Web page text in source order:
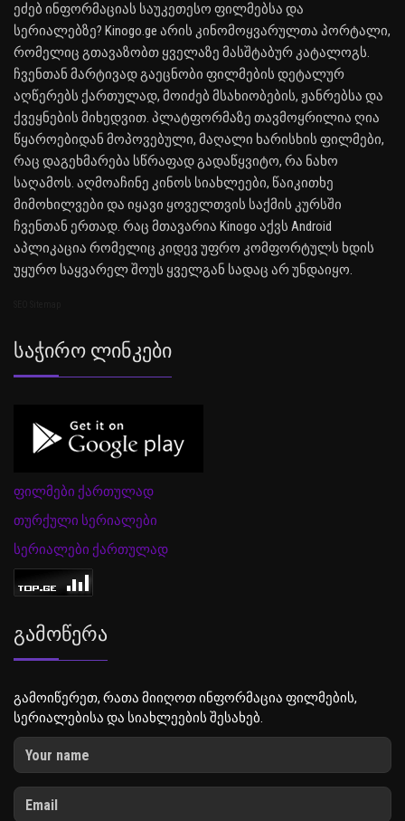
ეძებ ინფორმაციას საუკეთესო ფილმებსა და
სერიალებზე? Kinogo.ge არის კინომოყვარულთა პორტალი,
რომელიც გთავაზობთ ყველაზე მასშტაბურ კატალოგს.
ჩვენთან მარტივად გაეცნობი ფილმების დეტალურ
აღწერებს ქართულად, მოიძებ მსახიობების, ჟანრებსა და
ქვეყნების მიხედვით. პლატფორმაზე თავმოყრილია ღია
წყაროებიდან მოპოვებული, მაღალი ხარისხის ფილმები,
რაც დაგეხმარება სწრაფად გადაწყვიტო, რა ნახო
საღამოს. აღმოაჩინე კინოს სიახლეები, წაიკითხე
მიმოხილვები და იყავი ყოველთვის საქმის კურსში
ჩვენთან ერთად. რაც მთავარია Kinogo აქვს Android
აპლიკაცია რომელიც კიდევ უფრო კომფორტულს ხდის
უყურო საყვარელ შოუს ყველგან სადაც არ უნდაიყო.
Საჭირო Ლინკები
ფილმები ქართულად
თურქული სერიალები
სერიალები ქართულად
Გამოწერა
გამოიწერეთ, რათა მიიღოთ ინფორმაცია ფილმების,
სერიალებისა და სიახლეების შესახებ.